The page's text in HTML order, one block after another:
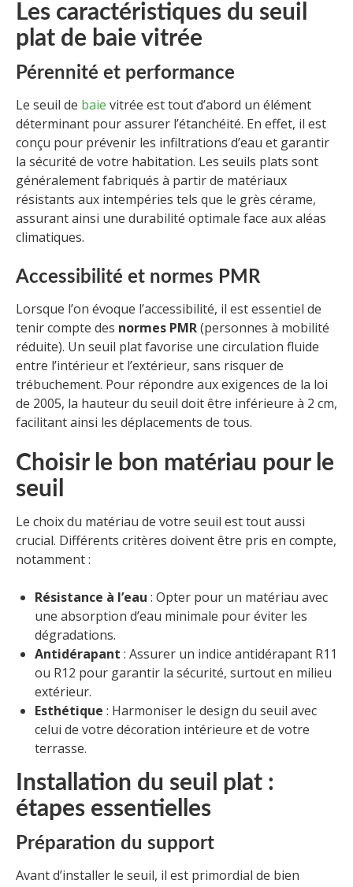
Les caractéristiques du seuil
plat de baie vitrée
Pérennité et performance
Le seuil de baie vitrée est tout d’abord un élément
déterminant pour assurer l’étanchéité. En effet, il est
conçu pour prévenir les infiltrations d’eau et garantir
la sécurité de votre habitation. Les seuils plats sont
généralement fabriqués à partir de matériaux
résistants aux intempéries tels que le grès cérame,
assurant ainsi une durabilité optimale face aux aléas
climatiques.
Accessibilité et normes PMR
Lorsque l’on évoque l’accessibilité, il est essentiel de
tenir compte des normes PMR(personnes à mobilité
réduite). Un seuil plat favorise une circulation fluide
entre l’intérieur et l’extérieur, sans risquer de
trébuchement. Pour répondre aux exigences de la loi
de 2005, la hauteur du seuil doit être inférieure à 2 cm,
facilitant ainsi les déplacements de tous.
Choisir le bon matériau pour le
seuil
Le choix du matériau de votre seuil est tout aussi
crucial. Différents critères doivent être pris en compte,
notamment :
Résistance à l’eau : Opter pour un matériau avec
une absorption d’eau minimale pour éviter les
dégradations.
Antidérapant : Assurer un indice antidérapant R11
ou R12 pour garantir la sécurité, surtout en milieu
extérieur.
Esthétique : Harmoniser le design du seuil avec
celui de votre décoration intérieure et de votre
terrasse.
Installation du seuil plat :
étapes essentielles
Préparation du support
Avant d’installer le seuil, il est primordial de bien